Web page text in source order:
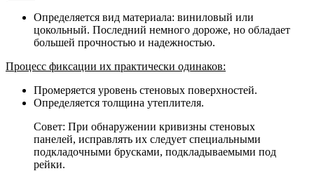
Определяется вид материала: виниловый или
цокольный. Последний немного дороже, но обладает
большей прочностью и надежностью.
Процесс фиксации их практически одинаков:
Промеряется уровень стеновых поверхностей.
Определяется толщина утеплителя.
Совет: При обнаружении кривизны стеновых
панелей, исправлять их следует специальными
подкладочными брусками, подкладываемыми под
рейки.